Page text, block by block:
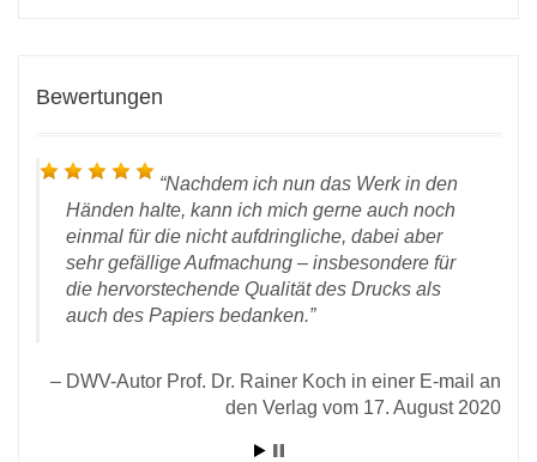
Bewertungen
Nachdem ich nun das Werkin den
Händen halte, kann ich mich gerne auch noch
einmal für die nicht aufdringliche, dabei aber
sehr gefällige Aufmachung – insbesondere für
die hervorstechende Qualität des Drucks als
auch des Papiers bedanken.
DWV-Autor Prof. Dr. Rainer Koch in einer E-mail an
den Verlag vom 17. August 2020